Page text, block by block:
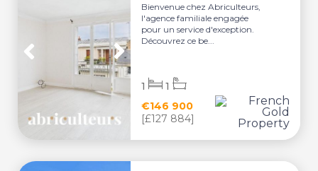
Bienvenue chez Abriculteurs,
l'agence familiale engagée
pour un service d'exception.
Découvrez ce be...
€146 900
[£127 884]
1 1